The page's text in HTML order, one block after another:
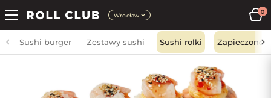
Wrocław
0
Sushi burger Zestawy sushi Sushi rolki Zapieczone